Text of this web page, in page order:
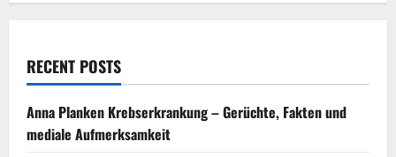
RECENT POSTS
Anna Planken Krebserkrankung – Gerüchte, Fakten und
mediale Aufmerksamkeit